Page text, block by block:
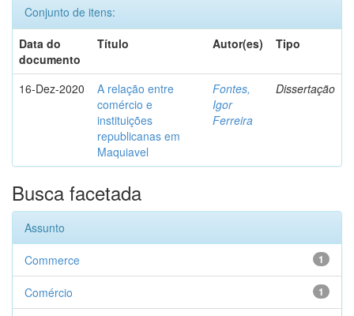
Conjunto de itens:
Data do
documento
Título Autor(es) Tipo
16-Dez-2020
A relação entre
comércio e
instituições
republicanas em
Maquiavel
Fontes,
Igor
Ferreira
Dissertação
Busca facetada
Assunto
1
Commerce
1
Comércio